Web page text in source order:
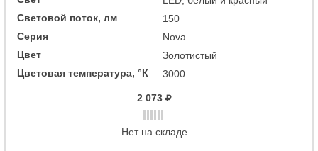
Световой поток, лм
150
Серия
Nova
Цвет
Золотистый
Цветовая температура, °К
3000
2 073
Нет на складе